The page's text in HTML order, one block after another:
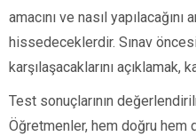
amacını ve nasıl yapılacağını
hissedeceklerdir. Sınav
karşılaşacaklarını açıklamak,
Test sonuçlarının
Öğretmenler, hem doğru hem